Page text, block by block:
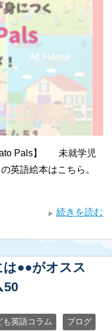
Pals】 未就学児
英語絵本はこちら。
続きを読む
は●●がオスス
50
も英語コラム ブログ